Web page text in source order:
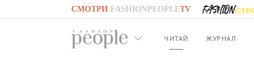
СМОТРИ FASHIONPEOPLETV
GO TO FASHIONPEOPLE
ЧИТАЙ ЖУРНАЛ